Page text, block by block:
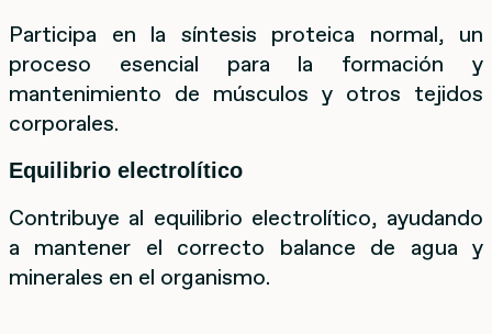
Participa en la síntesis proteica normal, un
proceso esencial para la formación y
mantenimiento de músculos y otros tejidos
corporales.
Equilibrio electrolítico
Contribuye al equilibrio electrolítico, ayudando
a mantener el correcto balance de agua y
minerales en el organismo.